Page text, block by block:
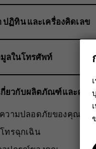
ปฏิทิน และเครื่องคิดเลข
ลในโทรศัพท์
กี่ยวกับผลิตภัณฑ์และควา
วามปลอดภัยของคุณ
ทรฉุกเฉิน